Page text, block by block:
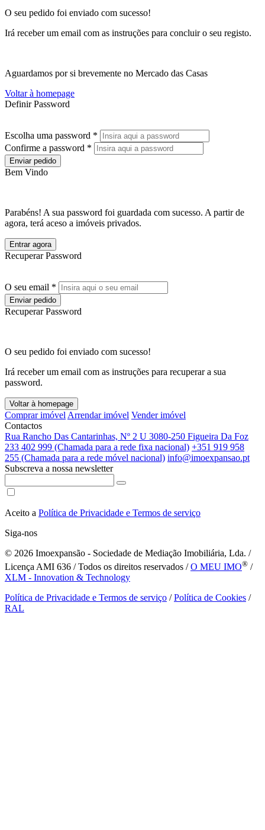
O seu pedido foi enviado com sucesso!
Irá receber um email com as instruções para concluir o seu registo.
Aguardamos por si brevemente no Mercado das Casas
Voltar à homepage
Definir Password
Escolha uma password *
Confirme a password *
Enviar pedido
Bem Vindo
Parabéns! A sua password foi guardada com sucesso. A partir de
agora, terá aceso a imóveis privados.
Entrar agora
Recuperar Password
O seu email *
Enviar pedido
Recuperar Password
O seu pedido foi enviado com sucesso!
Irá receber um email com as instruções para recuperar a sua
password.
Voltar à homepage
Comprar imóvelArrendar imóvel Vender imóvel
Contactos
Rua Rancho Das Cantarinhas, Nº 2 U 3080-250 Figueira Da Foz
233 402 999 (Chamada para a rede fixa nacional) +351 919 958
255 (Chamada para a rede móvel nacional) info@imoexpansao.pt
Subscreva a nossa newsletter
Aceito a Política de Privacidade e Termos de serviço
Siga-nos
© 2026 Imoexpansão - Sociedade de Mediação Imobiliária, Lda. /
Licença AMI 636 / Todos os direitos reservados /O MEU IMO® /
XLM - Innovation & Technology
Política de Privacidade e Termos de serviço /Política de Cookies /
RAL